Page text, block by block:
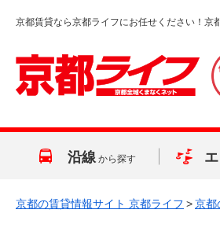
京都賃貸なら京都ライフにお任せください！
沿線 から探す
京都の賃貸情報サイト 京都ライフ >京都